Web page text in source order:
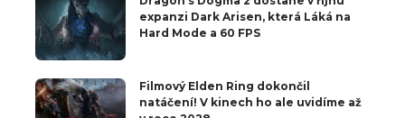
expanzi Dark Arisen, která Láká na
Hard Mode a 60 FPS
Filmový Elden Ring dokončil
natáčení! V kinech ho ale uvidíme až